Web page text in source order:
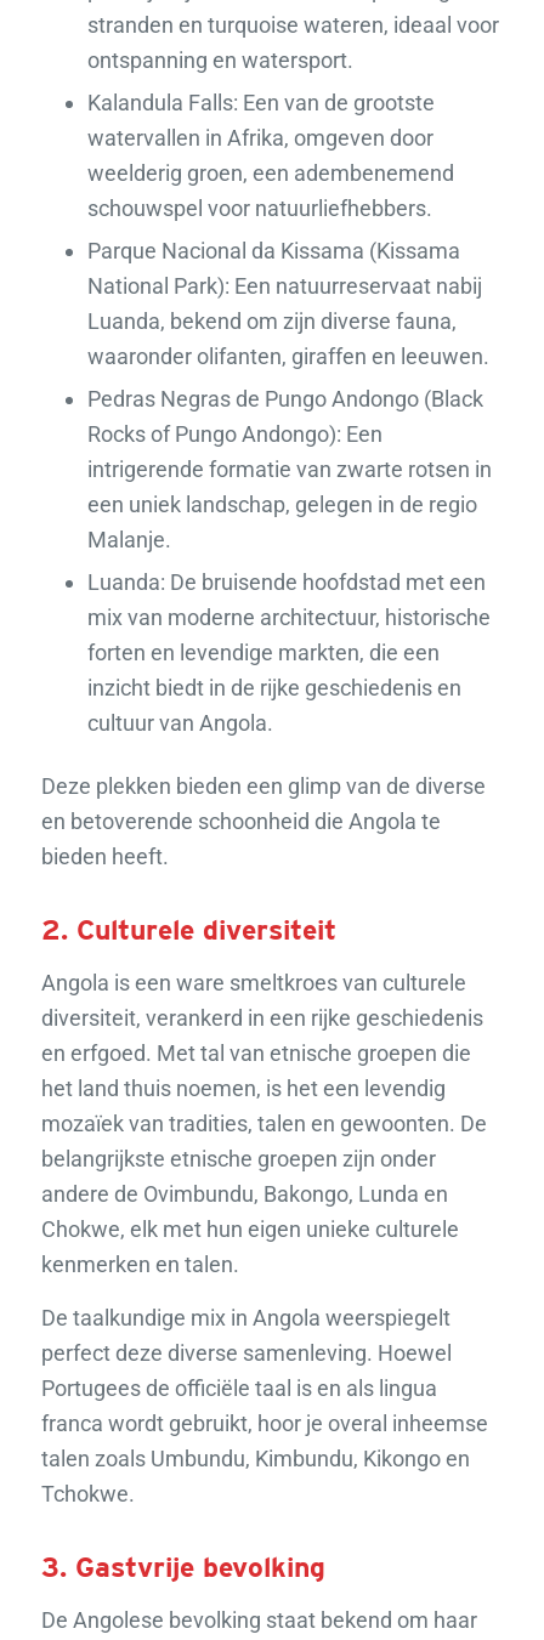
stranden en turquoise wateren, ideaal voor
ontspanning en watersport.
Kalandula Falls: Een van de grootste
watervallen in Afrika, omgeven door
weelderig groen, een adembenemend
schouwspel voor natuurliefhebbers.
Parque Nacional da Kissama (Kissama
National Park): Een natuurreservaat nabij
Luanda, bekend om zijn diverse fauna,
waaronder olifanten, giraffen en leeuwen.
Pedras Negras de Pungo Andongo (Black
Rocks of Pungo Andongo): Een
intrigerende formatie van zwarte rotsen in
een uniek landschap, gelegen in de regio
Malanje.
Luanda: De bruisende hoofdstad met een
mix van moderne architectuur, historische
forten en levendige markten, die een
inzicht biedt in de rijke geschiedenis en
cultuur van Angola.
Deze plekken bieden een glimp van de diverse
en betoverende schoonheid die Angola te
bieden heeft.
2. Culturele diversiteit
Angola is een ware smeltkroes van culturele
diversiteit, verankerd in een rijke geschiedenis
en erfgoed. Met tal van etnische groepen die
het land thuis noemen, is het een levendig
mozaïek van tradities, talen en gewoonten. De
belangrijkste etnische groepen zijn onder
andere de Ovimbundu, Bakongo, Lunda en
Chokwe, elk met hun eigen unieke culturele
kenmerken en talen.
De taalkundige mix in Angola weerspiegelt
perfect deze diverse samenleving. Hoewel
Portugees de officiële taal is en als lingua
franca wordt gebruikt, hoor je overal inheemse
talen zoals Umbundu, Kimbundu, Kikongo en
Tchokwe.
3. Gastvrije bevolking
De Angolese bevolking staat bekend om haar